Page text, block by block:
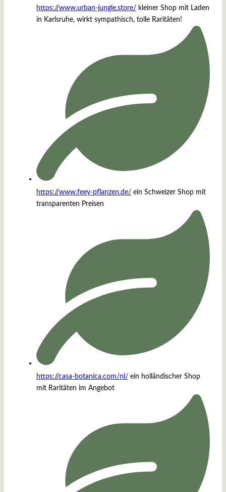
https://www.urban-jungle.store/ kleiner Shop mit Laden
in Karlsruhe, wirkt sympathisch, tolle Raritäten!
https://www.feey-pflanzen.de/ ein Schweizer Shop mit
transparenten Preisen
https://casa-botanica.com/nl/ ein holländischer Shop
mit Raritäten im Angebot